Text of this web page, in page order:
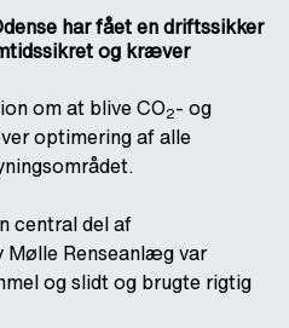
har fået en driftssikker
og kræver
om at blive CO2- og
optimering af alle
central del af
Renseanlæg var
og slidt og brugte rigtig